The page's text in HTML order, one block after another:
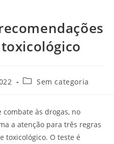
Sem categoria
às drogas, no
a atenção para três regras
toxicológico. O teste é